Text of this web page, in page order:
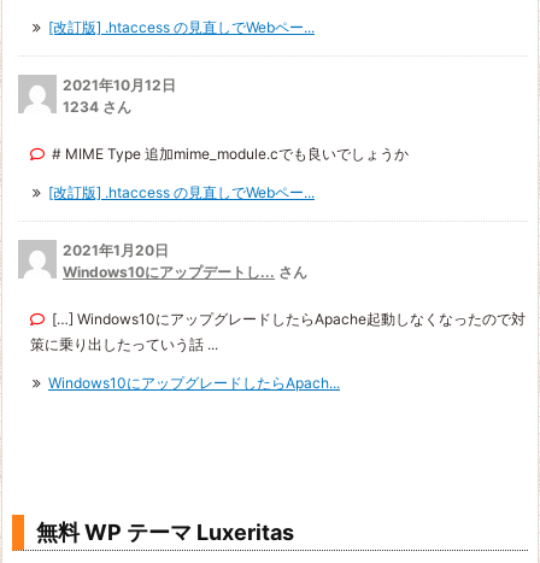
[改訂版] .htaccess の見直しでWebペー...
2021年10月12日
1234 さん
# MIME Type 追加mime_module.cでも良いでしょうか
[改訂版] .htaccess の見直しでWebペー...
2021年1月20日
Windows10にアップデートし... さん
[…] Windows10にアップグレードしたらApache起動しなくなったので対
策に乗り出したっていう話 ...
Windows10にアップグレードしたらApach...
無料 WP テーマ Luxeritas